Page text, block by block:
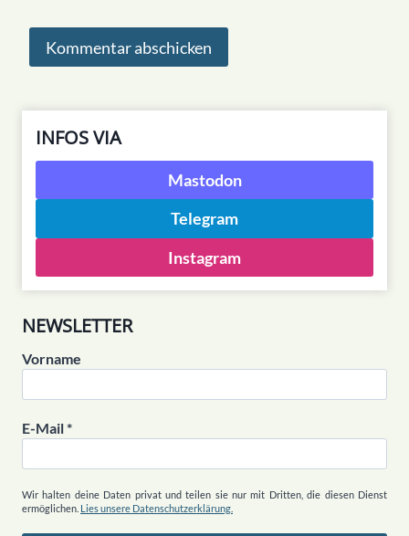
INFOS VIA
Mastodon
Telegram
Instagram
NEWSLETTER
Vorname
E-Mail*
Wir halten deine Daten privat und teilen sie nur mit Dritten, die diesen Dienst
ermöglichen. Lies unsere Datenschutzerklärung.